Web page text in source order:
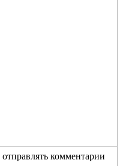
комментарии